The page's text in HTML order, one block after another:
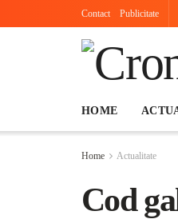
Contact Publicitate
HOME
Home Actualitate
Cod